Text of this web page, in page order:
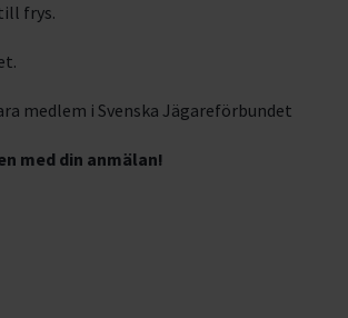
frys.
medlem i Svenska Jägareförbundet
med din anmälan!